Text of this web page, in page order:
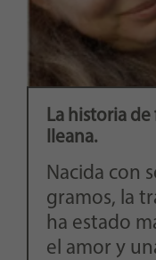
La historia
Ileana.
Nacida con
gramos, la
ha estado
el amor y